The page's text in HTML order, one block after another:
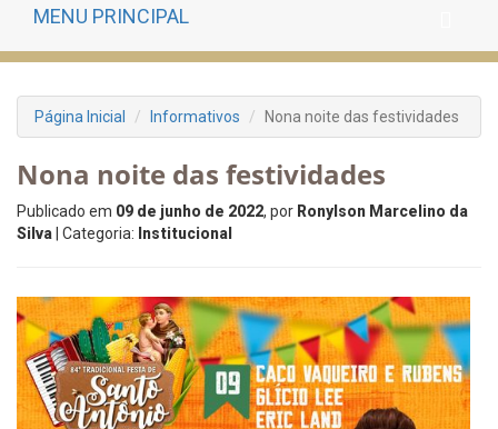
MENU PRINCIPAL
Página Inicial Informativos Nona noite das festividades
Nona noite das festividades
Publicado em 09 de junho de 2022, por Ronylson Marcelino da
Silva | Categoria: Institucional